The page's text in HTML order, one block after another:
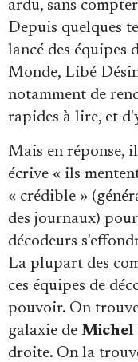
ardu, sans
Depuis quelques
lancé des équipes
Monde, Libé
notamment de
rapides à lire, et
Mais en réponse,
écrive « ils
« crédible »
des journaux)
décodeurs
La plupart des
ces équipes de
pouvoir. On
galaxie de Michel
droite. On la